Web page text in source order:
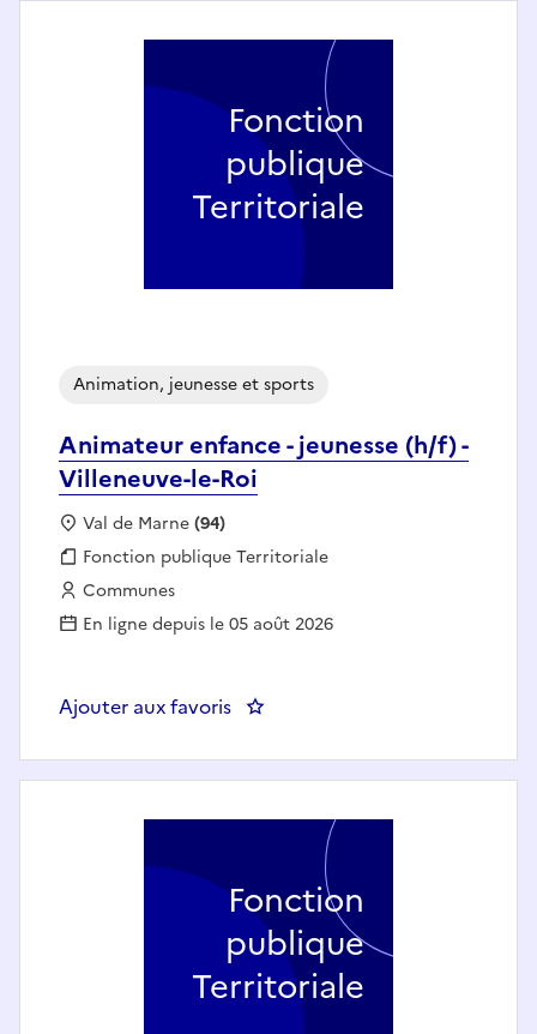
Animateur enfance - jeunesse (h/f) -
Villeneuve-le-Roi
Animation, jeunesse et sports
Localisation :
Val de Marne(94)
Fonction publique :
Fonction publique Territoriale
Employeur :
Communes
En ligne depuis le 05 août 2026
Ajouter aux favoris : Animateur enfance - jeunesse
Fonction
publique
Territoriale
Fonction
publique
Territoriale